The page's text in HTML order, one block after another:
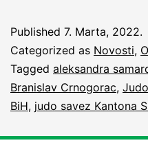
Published 7. Marta, 2022.
Categorized as Novosti,
Tagged aleksandra
Branislav Crnogorac,
BiH, judo savez Kantona